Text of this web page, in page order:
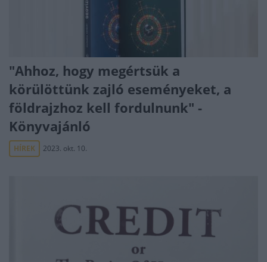
"Ahhoz, hogy megértsük a
körülöttünk zajló eseményeket, a
földrajzhoz kell fordulnunk" -
Könyvajánló
HÍREK 2023. okt. 10.